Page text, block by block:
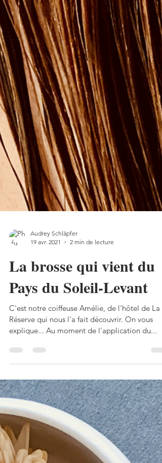
Audrey Schläpfer
19 avr. 2021
2 min de lecture
La brosse qui vient du
Pays du Soleil-Levant
explique... Au moment de l'application du...